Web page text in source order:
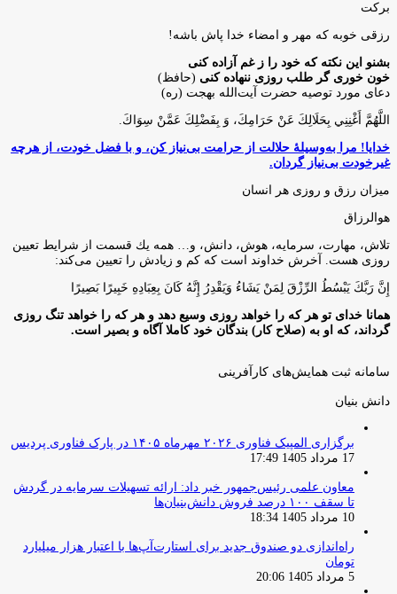
برکت
رزقی خوبه كه مهر و امضاء خدا پاش باشه!
بشنو این نکته که خود را ز غم آزاده کنی
خون خوری گر طلب روزی ننهاده کنی (حافظ)
دعای مورد توصیه حضرت آیت‌الله بهجت (ره)
اللَّهُمَّ أَغْنِنِي بِحَلَالِكَ عَنْ حَرَامِكَ، وَ بِفَضْلِكَ عَمَّنْ سِوَاكَ‏.
خدایا! مرا به‌وسیلۀ حلالت از حرامت بی‌نیاز کن، و با فضل خودت، از هرچه
غیرخودت بی‌نیاز گردان.
میزان رزق و روزی هر انسان
هوالرزاق
تلاش، مهارت، سرمايه، هوش، دانش، و… همه يك قسمت از شرايط تعيين
روزى هست. آخرش خداوند است كه كم و زيادش را تعيين مى‌كند:
إِنَّ رَبَّكَ يَبْسُطُ الرِّزْقَ لِمَنْ يَشَاءُ وَيَقْدِرُ إِنَّهُ كَانَ بِعِبَادِهِ خَبِيرًا بَصِيرًا
همانا خدای تو هر که را خواهد روزی وسیع دهد و هر که را خواهد تنگ روزی
گرداند، که او به (صلاح کار) بندگان خود کاملا آگاه و بصیر است.
سامانه ثبت همایش‌های کارآفرینی
دانش‌ بنیان‌
برگزاری المپیک فناوری ۲۰۲۶ مهرماه ۱۴۰۵ در پارک فناوری پردیس
17 مرداد 1405 17:49
معاون علمی رئیس‌جمهور خبر داد: ارائه تسهیلات سرمایه در گردش
تا سقف ۱۰۰ درصد فروش دانش‌بنیان‌ها
10 مرداد 1405 18:34
راه‌اندازی دو صندوق جدید برای استارت‌آپ‌ها با اعتبار هزار میلیارد
تومان
5 مرداد 1405 20:06